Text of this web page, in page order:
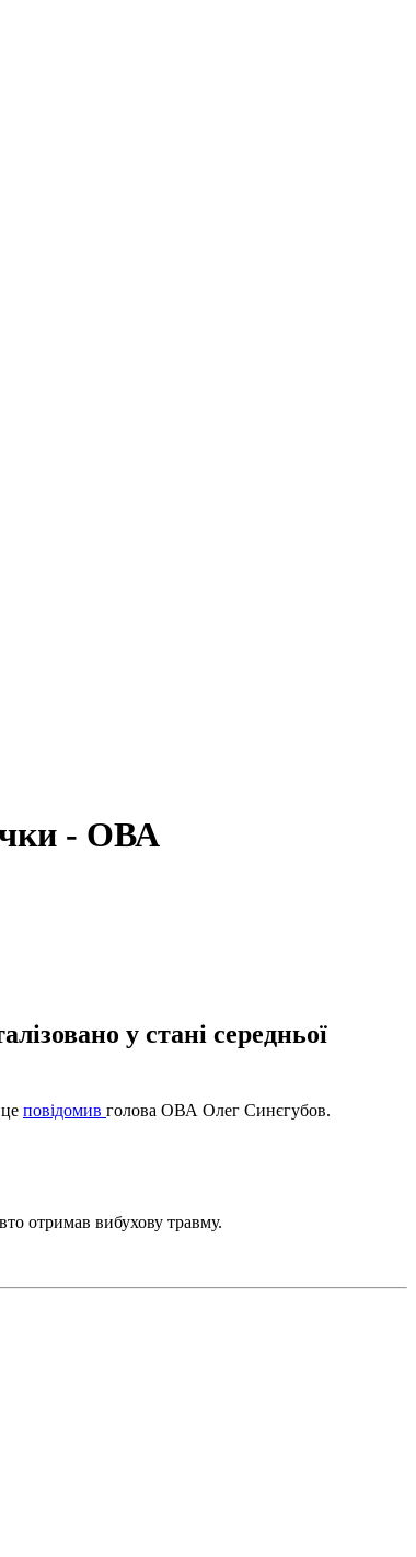
- ОВА
у стані середньої
повідомив голова ОВА Олег Синєгубов.
отримав вибухову травму.